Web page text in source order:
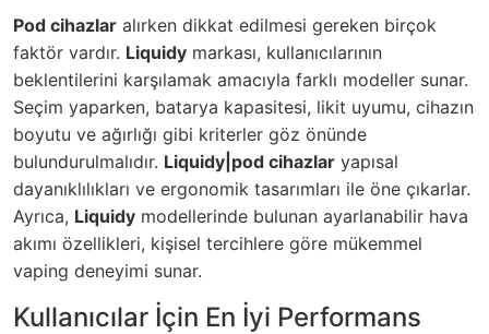
Pod cihazlar alırken dikkat edilmesi gereken birçok
faktör vardır. Liquidy markası, kullanıcılarının
beklentilerini karşılamak amacıyla farklı modeller sunar.
Seçim yaparken, batarya kapasitesi, likit uyumu, cihazın
boyutu ve ağırlığı gibi kriterler göz önünde
bulundurulmalıdır. Liquidy|pod cihazlar yapısal
dayanıklılıkları ve ergonomik tasarımları ile öne çıkarlar.
Ayrıca, Liquidy modellerinde bulunan ayarlanabilir hava
akımı özellikleri, kişisel tercihlere göre mükemmel
vaping deneyimi sunar.
Kullanıcılar İçin En İyi Performans